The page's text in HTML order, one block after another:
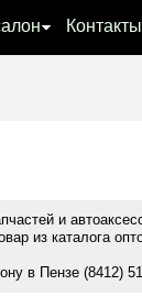
Контакты
и
из каталога
в Пензе (8412)